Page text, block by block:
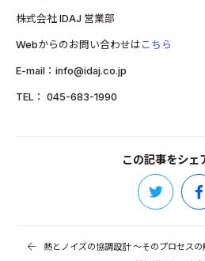
株式会社 IDAJ 営業部
Webからのお問い合わせは こちら
E-mail：info@idaj.co.jp
TEL： 045-683-1990
この記事をシェ
熱とノイズの協調設計 ～そのプロセスの